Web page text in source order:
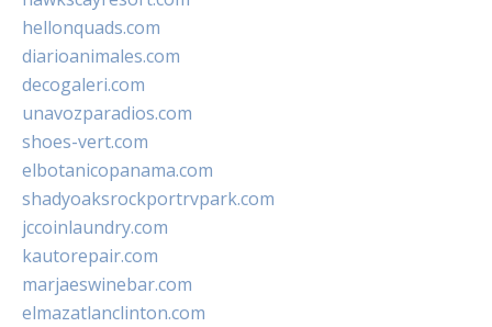
hellonquads.com
diarioanimales.com
decogaleri.com
unavozparadios.com
shoes-vert.com
elbotanicopanama.com
shadyoaksrockportrvpark.com
jccoinlaundry.com
kautorepair.com
marjaeswinebar.com
elmazatlanclinton.com